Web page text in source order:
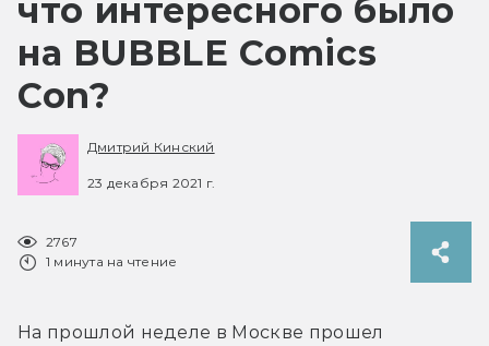
что интересного было
на BUBBLE Comics
Con?
Дмитрий Кинский
23 декабря 2021 г.
2767
1 минута на чтение
На прошлой неделе в Москве прошел